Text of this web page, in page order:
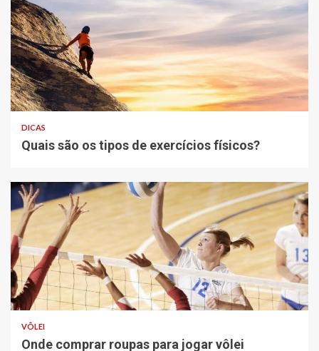
DICAS
Quais são os tipos de exercícios físicos?
VÔLEI
Onde comprar roupas para jogar vôlei